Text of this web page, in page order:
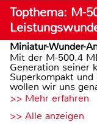
Topthema: M-
Miniatur-Wunder-
Mit der M-500.4
Generation seiner
Superkompakt
wollen wir uns
>> Mehr erfahren
>> Alle anzeigen